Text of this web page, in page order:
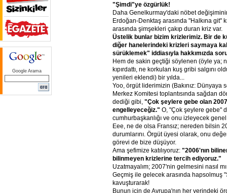
Google Arama
"Şimdi"ye özgürlük!
Daha Genelkurmay'daki nöbet
Erdoğan-Denktaş arasında "Halkına git"
arasında şimşekleri çakıp duran kriz var.
Üstelik bunlar bizim krizlerimiz. Bir de
diğer hanelerindeki krizleri saymaya
sürüklemek" iddiasıyla hakkımızda
Hem de sakin geçtiği söylenen (öyle ya;
kıpırdattı, ne korkulan kuş gribi salgını
yenileri eklendi) bir yılda...
Yoo, örgüt liderimizin (Bakınız: Dünyaya
Merkez Komitesi toplantısında sağdan
dediği gibi, "Çok şeylere gebe olan
engelleyeceğiz." O, "Çok şeylere gebe"
cumhurbaşkanlığı ve onu izleyecek
Eee, ne de olsa Fransız; nereden bilsin
durumlarını. Örgüt üyesi olarak, onu
görevi de bize düşüyor.
Ama şefimize katılıyoruz: "2006'nın
bilinmeyen krizlerine tercih ediyoruz."
Uzatmayalım; 2007'nin gelmesini nasıl
Geçmiş ile gelecek arasında hapsolmuş
kavuşturarak!
Bunun için de Avrupa'nın her yerindeki